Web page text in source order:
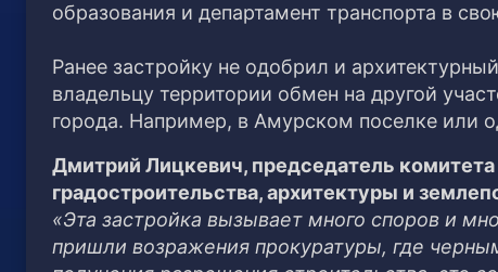
образования и департамент транспорта в
Ранее застройку не одобрил и
владельцу территории обмен на другой
города. Например, в Амурском поселке или
Дмитрий Лицкевич, председатель
градостроительства, архитектуры и
«Эта застройка вызывает много споров и
пришли возражения прокуратуры, где